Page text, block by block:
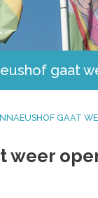
gaat
GAAT
weer